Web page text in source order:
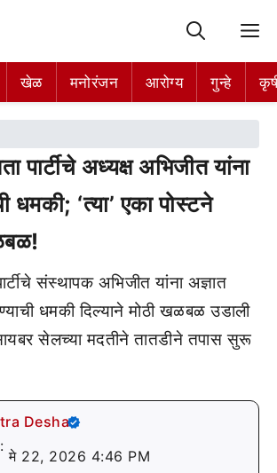
खेळ मनोरंजन आरोग्य गुन्हे
पार्टीचे अध्यक्ष अभिजीत यांना
धमकी; ‘त्या’ एका पोस्टने
संस्थापक अभिजीत यांना अज्ञात
धमकी दिल्याने मोठी खळबळ उडाली
सेलच्या मदतीने तातडीने तपास सुरू
Desha
मे 22, 2026 4:46 PM